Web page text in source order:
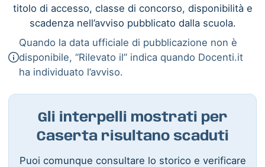
titolo di accesso, classe di concorso, disponibilità e
scadenza nell’avviso pubblicato dalla scuola.
Quando la data ufficiale di pubblicazione non è
disponibile, “Rilevato il” indica quando Docenti.it
ha individuato l’avviso.
Gli interpelli mostrati per
Caserta risultano scaduti
Puoi comunque consultare lo storico e verificare